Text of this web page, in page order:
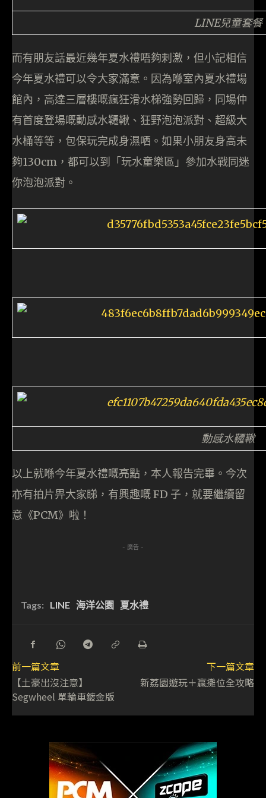
LINE兒童套餐
而有朋友話最近幾年夏水禮唔夠剌激，但小記相信
今年夏水禮可以令大家滿意。因為喺室內夏水禮場
館內，高達三層樓嘅瘋狂滑水梯強勢回歸，同場仲
有首度登場嘅動感水韆鞦、狂野泡泡派對、超級大
水桶等等，包保玩完成身濕哂。如果小朋友身高未
夠130cm，都可以到「玩水童樂區」參加水戰同迷
你泡泡派對。
動感水韆鞦
以上就喺今年夏水禮嘅亮點，本人報告完畢。今次
亦有拍片畀大家睇，有興趣嘅 FD 子，就要繼續留
意《PCM》啦！
- 廣告 -
Tags: LINE 海洋公園 夏水禮
前一篇文章
【土豪出沒注意】
Segwheel 單輪車鍍金版
下一篇文章
新荔園遊玩＋贏攤位全攻略